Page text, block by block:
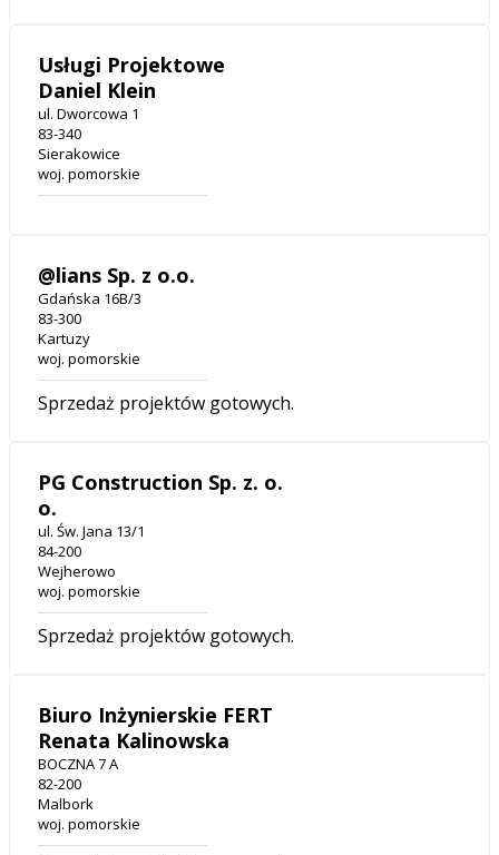
Usługi Projektowe
Daniel Klein
ul. Dworcowa 1
83-340
Sierakowice
woj. pomorskie
@lians Sp. z o.o.
Gdańska 16B/3
83-300
Kartuzy
woj. pomorskie
Sprzedaż projektów gotowych.
PG Construction Sp. z. o.
o.
ul. Św. Jana 13/1
84-200
Wejherowo
woj. pomorskie
Sprzedaż projektów gotowych.
Biuro Inżynierskie FERT
Renata Kalinowska
BOCZNA 7 A
82-200
Malbork
woj. pomorskie